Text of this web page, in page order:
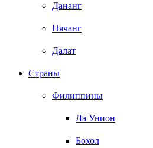
Дананг
Нячанг
Далат
Страны
Филиппины
Ла Унион
Бохол